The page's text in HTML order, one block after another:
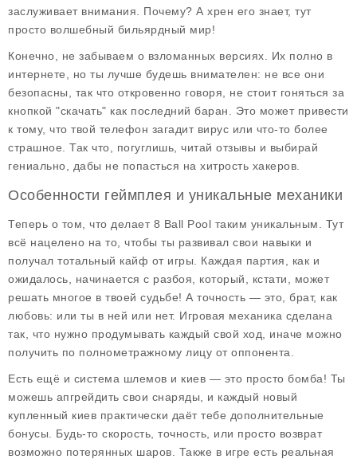
заслуживает внимания. Почему? А хрен его знает, тут
просто волшебный бильярдный мир!
Конечно, не забываем о взломанных версиях. Их полно в
интернете, но ты лучше будешь внимателен: не все они
безопасны, так что откровенно говоря, не стоит гоняться за
кнопкой "скачать" как последний баран. Это может привести
к тому, что твой телефон загадит вирус или что-то более
страшное. Так что, погуглишь, читай отзывы и выбирай
гениально, дабы не попасться на хитрость хакеров.
Особенности геймплея и уникальные механики
Теперь о том, что делает 8 Ball Pool таким уникальным. Тут
всё нацелено на то, чтобы ты развивал свои навыки и
получал тотальный кайф от игры. Каждая партия, как и
ожидалось, начинается с разбоя, который, кстати, может
решать многое в твоей судьбе! А точность — это, брат, как
любовь: или ты в ней или нет. Игровая механика сделана
так, что нужно продумывать каждый свой ход, иначе можно
получить по полнометражному лицу от оппонента.
Есть ещё и система шлемов и киев — это просто бомба! Ты
можешь апгрейдить свои снаряды, и каждый новый
купленный киев практически даёт тебе дополнительные
бонусы. Будь-то скорость, точность, или просто возврат
возможно потерянных шаров. Также в игре есть реальная